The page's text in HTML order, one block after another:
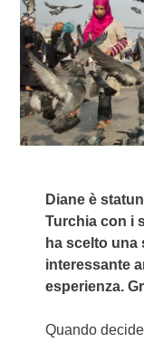
Diane è
Turchia con i
ha scelto una
interessante
esperienza.
Quando